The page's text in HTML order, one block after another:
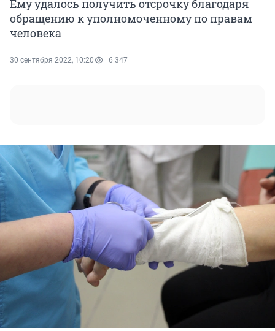
Ему удалось получить отсрочку благодаря
обращению к уполномоченному по правам
человека
30 сентября 2022, 10:20 6 347